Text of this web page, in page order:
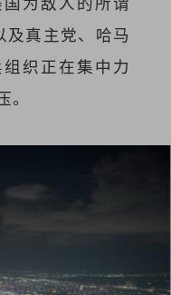
真主党、哈马
织正在集中力